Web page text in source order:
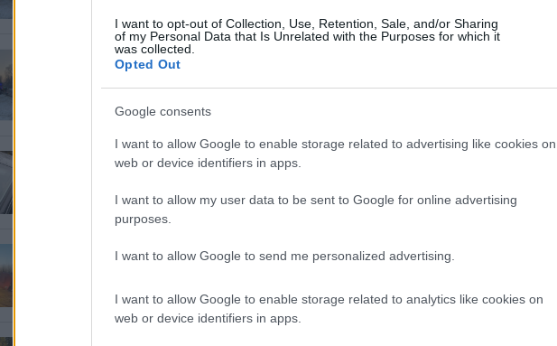
I want to opt-out of Collection, Use, Retention, Sale, and/or Sharing
of my Personal Data that Is Unrelated with the Purposes for which it
was collected.
Opted Out
Google consents
I want to allow Google to enable storage related to advertising like cookies on
web or device identifiers in apps.
I want to allow my user data to be sent to Google for online advertising
purposes.
I want to allow Google to send me personalized advertising.
I want to allow Google to enable storage related to analytics like cookies on
web or device identifiers in apps.
FOTO, VIDEO. Traģiska frontālā avārija uz
Liepājas šosejas! Sadursmē iesaistīta vieglā
automašīna un pasažieru autobuss, ir
bojāgājušais
Iereibis un 165km/h – vai tiesības vismaz bija?
dzērājšoferis
VIDEO. Automašīnu sadursmē uz Liepājas